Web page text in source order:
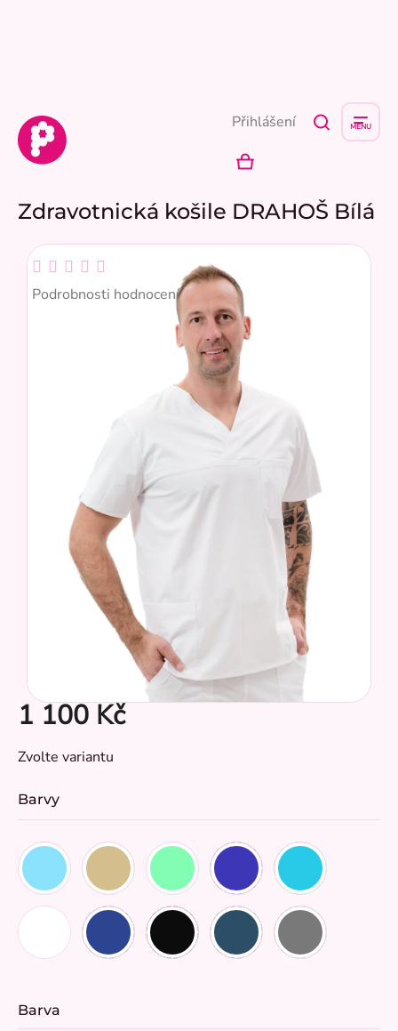
Přihlášení
NÁKUPNÍ
Zdravotnická košile DRAHOŠ Bílá
Průměrné
hodnocení
Podrobnosti hodnocení
1 100 Kč
Měrná
Zvolte variantu
Barvy
Barva